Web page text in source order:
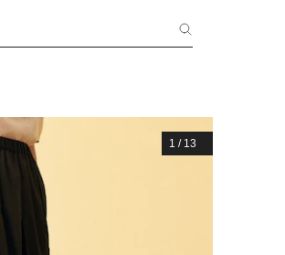
1 / 13